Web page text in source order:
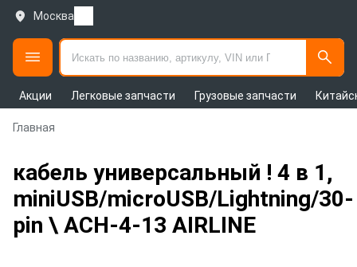
Москва
Акции Легковые запчасти Грузовые запчасти
Главная
кабель универсальный ! 4 в 1,
miniUSB/microUSB/Lightning/30-
pin \ ACH-4-13 AIRLINE